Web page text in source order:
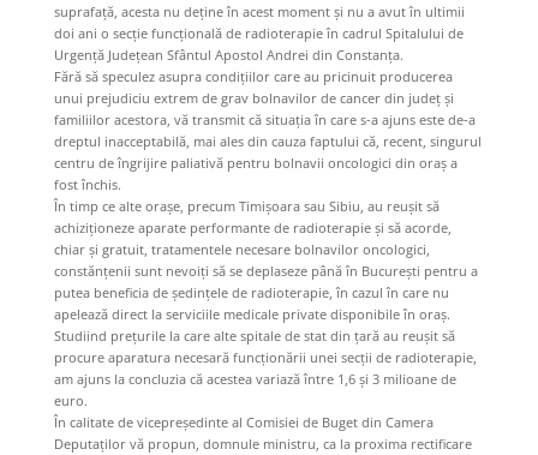
suprafață, acesta nu deține în acest moment și nu a avut în ultimii
doi ani o secție funcțională de radioterapie în cadrul Spitalului de
Urgență Județean Sfântul Apostol Andrei din Constanța.
Fără să speculez asupra condițiilor care au pricinuit producerea
unui prejudiciu extrem de grav bolnavilor de cancer din județ și
familiilor acestora, vă transmit că situația în care s-a ajuns este de-a
dreptul inacceptabilă, mai ales din cauza faptului că, recent, singurul
centru de îngrijire paliativă pentru bolnavii oncologici din oraș a
fost închis.
În timp ce alte orașe, precum Timișoara sau Sibiu, au reușit să
achiziționeze aparate performante de radioterapie și să acorde,
chiar și gratuit, tratamentele necesare bolnavilor oncologici,
constănțenii sunt nevoiți să se deplaseze până în București pentru a
putea beneficia de ședințele de radioterapie, în cazul în care nu
apelează direct la serviciile medicale private disponibile în oraș.
Studiind prețurile la care alte spitale de stat din țară au reușit să
procure aparatura necesară funcționării unei secții de radioterapie,
am ajuns la concluzia că acestea variază între 1,6 și 3 milioane de
euro.
În calitate de vicepreședinte al Comisiei de Buget din Camera
Deputaților vă propun, domnule ministru, ca la proxima rectificare